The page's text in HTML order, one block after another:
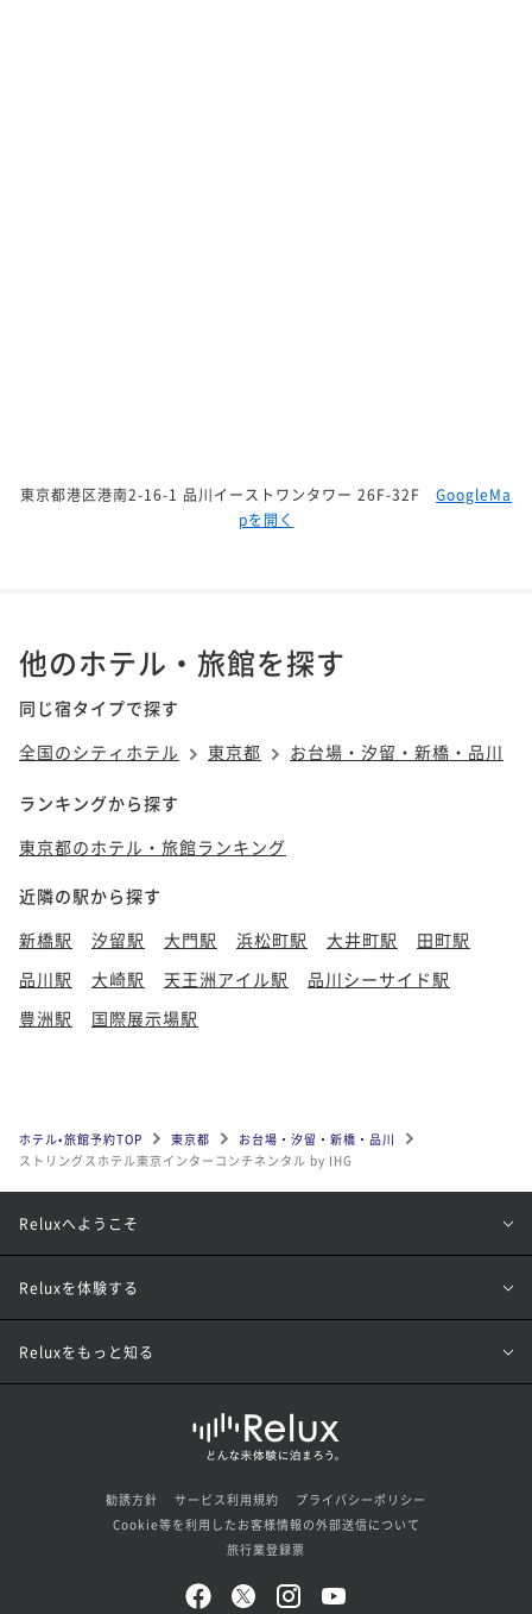
東京都港区港南2-16-1 品川イーストワンタワー 26F-32F
GoogleMa
pを開く
他のホテル・旅館を探す
同じ宿タイプで探す
全国のシティホテル
東京都 お台場・汐留・新橋・品川
ランキングから探す
東京都のホテル・旅館ランキング
近隣の駅から探す
新橋駅
汐留駅 大門駅 浜松町駅 大井町駅
田町駅
品川駅
大崎駅 天王洲アイル駅
品川シーサイド駅
豊洲駅
国際展示場駅
ホテル•旅館予約TOP 東京都
お台場・汐留・新橋・品川
ストリングスホテル東京インターコンチネンタル by IHG
Reluxへようこそ
Reluxを体験する
Reluxをもっと知る
勧誘方針 サービス利用規約
プライバシーポリシー
Cookie等を利用したお客様情報の外部送信について
旅行業登録票